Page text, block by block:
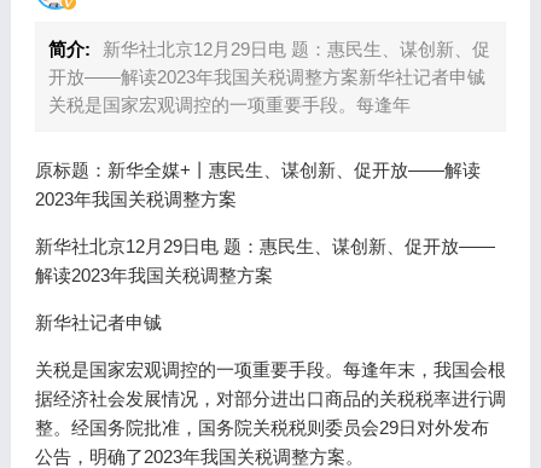
简介:
新华社北京12月29日电 题：惠民生、谋创新、促
开放——解读2023年我国关税调整方案新华社记者申铖
关税是国家宏观调控的一项重要手段。每逢年
原标题：新华全媒+丨惠民生、谋创新、促开放——解读
2023年我国关税调整方案
新华社北京12月29日电 题：惠民生、谋创新、促开放——
解读2023年我国关税调整方案
新华社记者申铖
关税是国家宏观调控的一项重要手段。每逢年末，我国会根
据经济社会发展情况，对部分进出口商品的关税税率进行调
整。经国务院批准，国务院关税税则委员会29日对外发布
公告，明确了2023年我国关税调整方案。